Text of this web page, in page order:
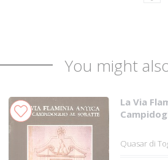
You might
La Via
Quasar di